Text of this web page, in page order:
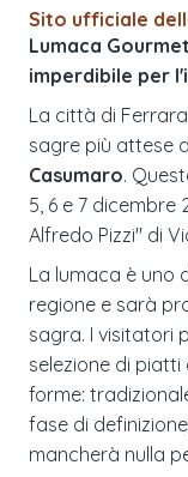
Sito ufficiale
Lumaca
imperdibile per
La città di
sagre più attese
Casumaro.
5, 6 e 7 dicembre
Alfredo Pizzi" di
La lumaca è uno
regione e sarà
sagra. I visitatori
selezione di
forme:
fase di
mancherà nulla